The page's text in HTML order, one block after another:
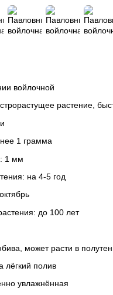
войлочной
растение,
1 грамма
1 мм
на 4-5 год
до 100 лет
может расти в
лёгкий полив
увлажнённая